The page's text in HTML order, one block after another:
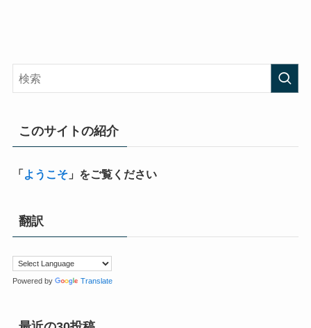
このサイトの紹介
「ようこそ」をご覧ください
翻訳
Powered by Translate